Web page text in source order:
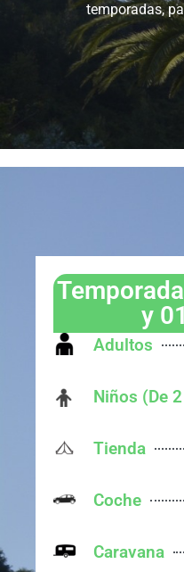
temporadas,
y
Adultos
Niños (De
Tienda
Coche
Caravana